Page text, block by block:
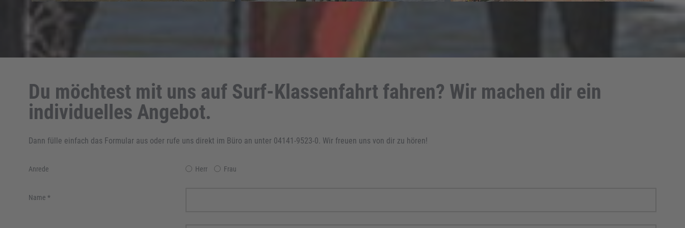
Du möchtest mit uns auf Surf-Klassenfahrt fahren? Wir machen dir ein
individuelles Angebot.
Dann fülle einfach das Formular aus oder rufe uns direkt im Büro an unter 04141-9523-0. Wir freuen uns von dir zu hören!
Anrede Herr Frau
Name *